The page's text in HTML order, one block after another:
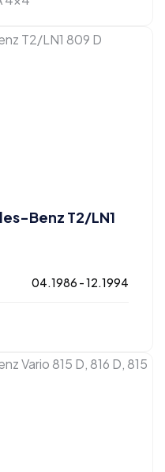
Benz T2/LN1
04.1986 - 12.1994